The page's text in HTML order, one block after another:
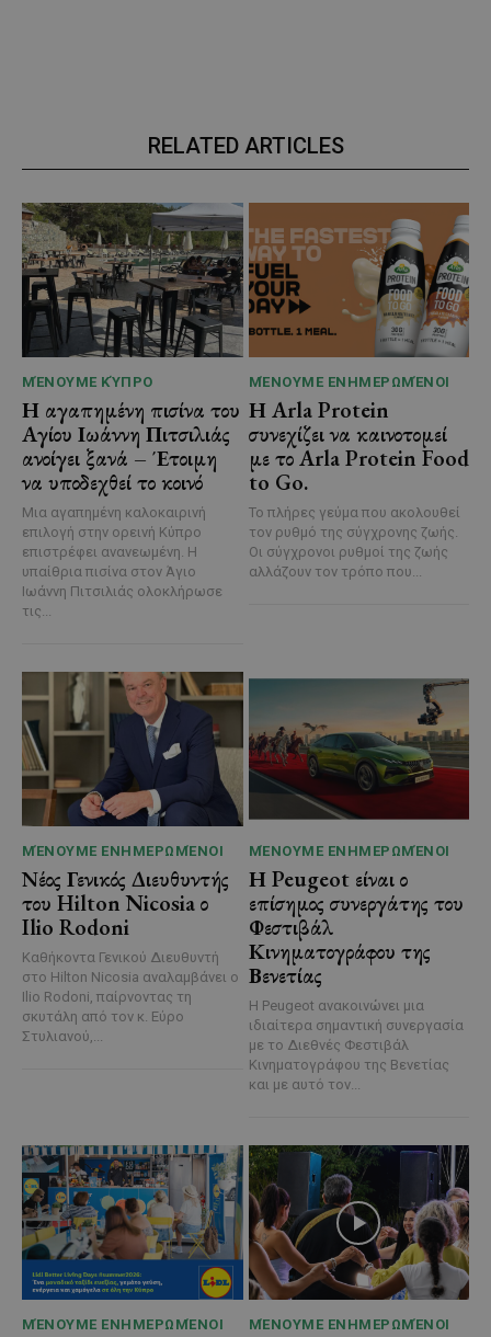
RELATED ARTICLES
ΜΈΝΟΥΜΕ ΚΎΠΡΟ
Η αγαπημένη πισίνα του
Αγίου Ιωάννη Πιτσιλιάς
ανοίγει ξανά – Έτοιμη
να υποδεχθεί το κοινό
Μια αγαπημένη καλοκαιρινή
επιλογή στην ορεινή Κύπρο
επιστρέφει ανανεωμένη. Η
υπαίθρια πισίνα στον Άγιο
Ιωάννη Πιτσιλιάς ολοκλήρωσε
τις...
ΜΈΝΟΥΜΕ ΕΝΗΜΕΡΩΜΈΝΟΙ
Η Arla Protein
συνεχίζει να καινοτομεί
με το Arla Protein Food
to Go.
Το πλήρες γεύμα που ακολουθεί
τον ρυθμό της σύγχρονης ζωής.
Οι σύγχρονοι ρυθμοί της ζωής
αλλάζουν τον τρόπο που...
ΜΈΝΟΥΜΕ ΕΝΗΜΕΡΩΜΈΝΟΙ
Νέος Γενικός Διευθυντής
του Hilton Nicosia ο
Ilio Rodoni
Καθήκοντα Γενικού Διευθυντή
στο Hilton Nicosia αναλαμβάνει ο
Ilio Rodoni, παίρνοντας τη
σκυτάλη από τον κ. Εύρο
Στυλιανού,...
ΜΈΝΟΥΜΕ ΕΝΗΜΕΡΩΜΈΝΟΙ
Η Peugeot είναι ο
επίσημος συνεργάτης του
Φεστιβάλ
Κινηματογράφου της
Βενετίας
Η Peugeot ανακοινώνει μια
ιδιαίτερα σημαντική συνεργασία
με το Διεθνές Φεστιβάλ
Κινηματογράφου της Βενετίας
και με αυτό τον...
ΜΈΝΟΥΜΕ ΕΝΗΜΕΡΩΜΈΝΟΙ ΜΈΝΟΥΜΕ ΕΝΗΜΕΡΩΜΈΝΟΙ